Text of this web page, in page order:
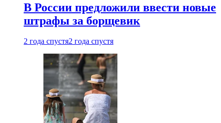
В России предложили ввести новые
штрафы за борщевик
2 года спустя2 года спустя